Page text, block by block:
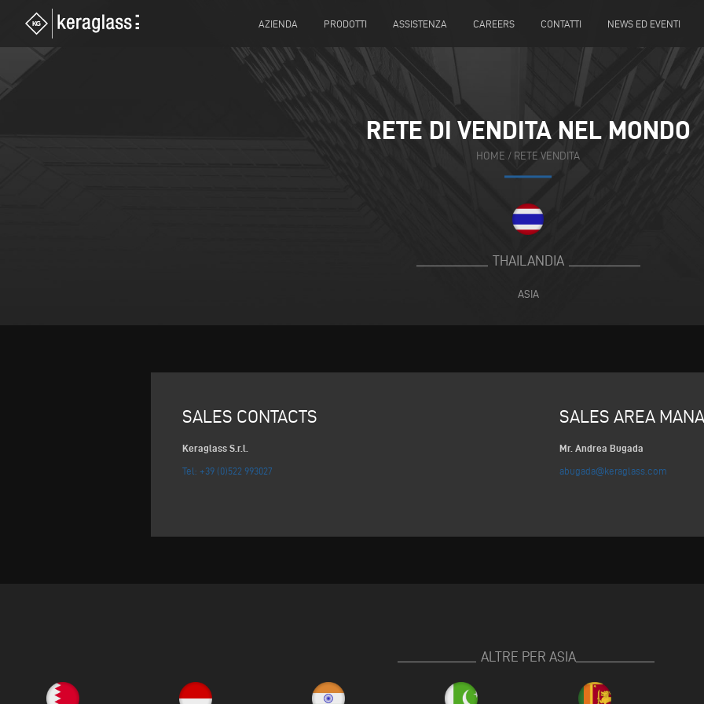
AZIENDA PRODOTTI ASSISTENZA CAREERS CONTATTI NEWS ED EVENTI
RETE DI VENDITA NEL MONDO
HOME / RETE VENDITA
THAILANDIA
ASIA
SALES CONTACTS
Keraglass S.r.l.
Tel: +39 (0)522 993027
SALES AREA
Mr. Andrea Bugada
abugada@keraglass.com
ALTRE PER ASIA